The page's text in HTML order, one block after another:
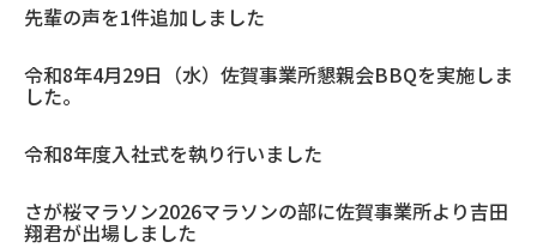
先輩の声を1件追加しました
令和8年4月29日（水）佐賀事業所懇親会BBQを実施しま
した。
令和8年度入社式を執り行いました
さが桜マラソン2026マラソンの部に佐賀事業所より吉田
翔君が出場しました